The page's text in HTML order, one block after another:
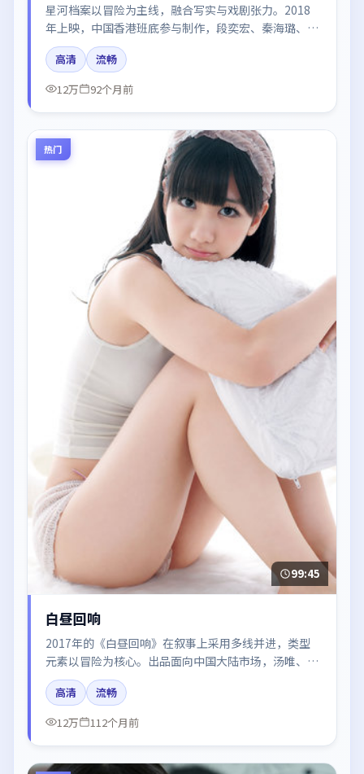
星河档案以冒险为主线，融合写实与戏剧张力。2018
年上映，中国香港班底参与制作，段奕宏、秦海璐、倪
妮在片中呈现细腻表演，影像风格统一，配乐与剪辑强
化了情绪曲线。
高清
流畅
12万
92个月前
热门
99:45
白昼回响
2017年的《白昼回响》在叙事上采用多线并进，类型
元素以冒险为核心。出品面向中国大陆市场，汤唯、周
迅、章子怡所饰角色推动关键反转，结尾留白引发讨
论。
高清
流畅
12万
112个月前